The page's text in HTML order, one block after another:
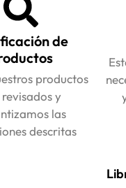
de
productos
revisados y
las
descritas